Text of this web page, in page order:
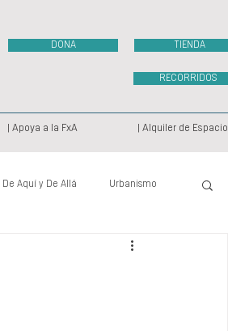
DONA TIENDA
RECORRIDOS
| Apoya a la FxA | Alquiler de Espacio
De Aquí y De Allá Urbanismo